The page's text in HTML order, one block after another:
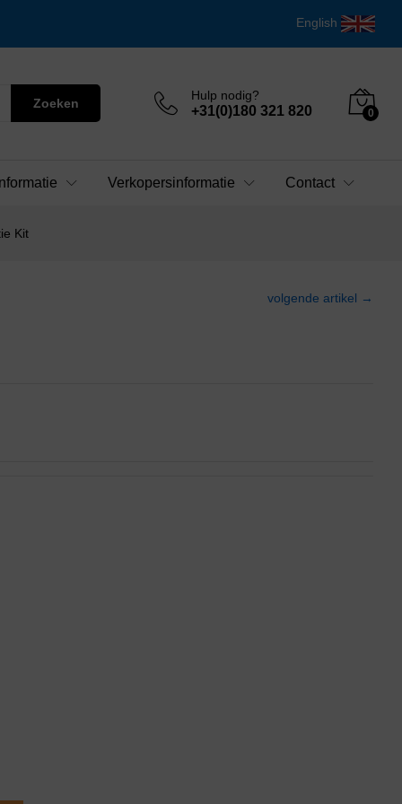
English
Zoeken
Hulp nodig?
+31(0)180 321 820 0
Verkopersinformatie Contact
Kit
volgende artikel →